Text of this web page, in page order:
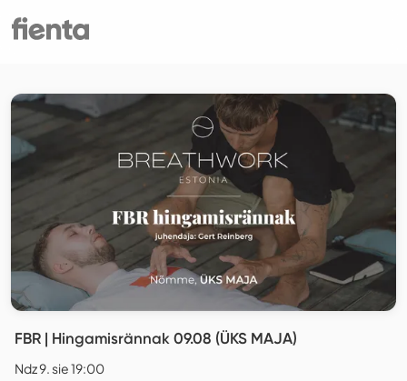
FBR | Hingamisrännak 09.08 (ÜKS MAJA)
Ndz 9. sie 19:00